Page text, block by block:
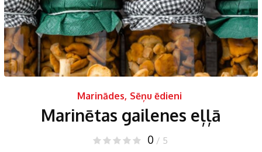
Marinādes, Sēņu ēdieni
Marinētas gailenes eļļā
0 / 5